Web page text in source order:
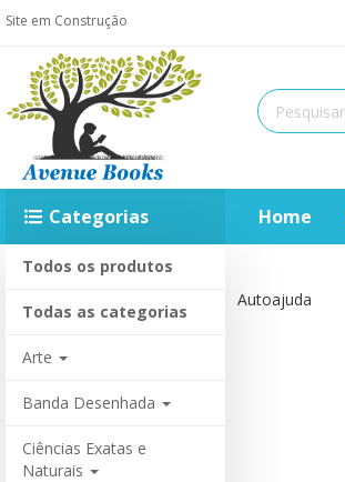
Site em Construção
Home
Categorias
Todos os produtos
Todas as categorias
Arte
Banda Desenhada
Ciências Exatas e
Naturais
Autoajuda